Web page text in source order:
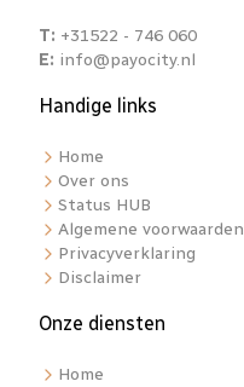
T: +31522 - 746 060
E: info@payocity.nl
Handige links
Home
Over ons
Status HUB
Algemene voorwaarden
Privacyverklaring
Disclaimer
Onze diensten
Home